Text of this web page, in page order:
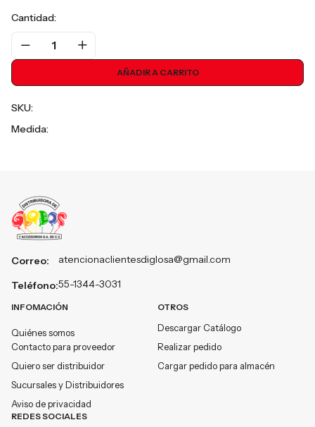
Cantidad:
1
AÑADIR A CARRITO
SKU:
Medida:
Correo:
Teléfono:
atencionaclientesdiglosa@gmail.com
55-1344-3031
INFOMACIÓN
Quiénes somos
Contacto para proveedor
Quiero ser distribuidor
Sucursales y Distribuidores
Aviso de privacidad
OTROS
Descargar Catálogo
Realizar pedido
Cargar pedido para almacén
REDES SOCIALES